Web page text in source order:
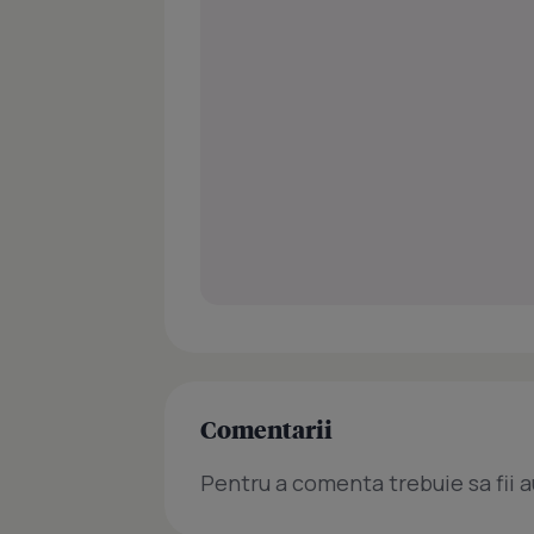
Comentarii
Pentru a comenta trebuie sa fii